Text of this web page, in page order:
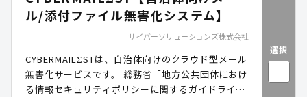
ル/添付ファイル無害化システム】
サイバーソリューションズ株式会社
CYBERMAILΣSTは、自治体向けのクラウド型メール
無害化サービスです。 総務省「地方公共団体におけ
る情報セキュリティポリシーに関するガイドライ
選択